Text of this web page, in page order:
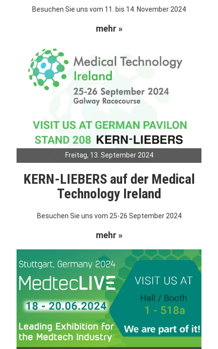
Besuchen Sie uns vom 11. bis 14. November 2024
mehr »
Freitag, 13. September 2024
KERN-LIEBERS auf der Medical
Technology Ireland
Besuchen Sie uns vom 25-26 September 2024
mehr »